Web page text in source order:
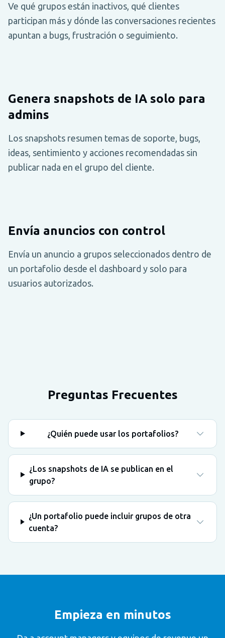
Ve qué grupos están inactivos, qué clientes
participan más y dónde las conversaciones recientes
apuntan a bugs, frustración o seguimiento.
Genera snapshots de IA solo para
admins
Los snapshots resumen temas de soporte, bugs,
ideas, sentimiento y acciones recomendadas sin
publicar nada en el grupo del cliente.
Envía anuncios con control
Envía un anuncio a grupos seleccionados dentro de
un portafolio desde el dashboard y solo para
usuarios autorizados.
Preguntas Frecuentes
¿Quién puede usar los portafolios?
¿Los snapshots de IA se publican en el
grupo?
¿Un portafolio puede incluir grupos de otra
cuenta?
Empieza en minutos